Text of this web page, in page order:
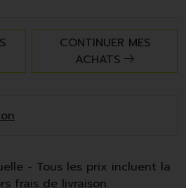
CONTINUER MES
ACHATS
- Tous les prix incluent la
frais de livraison.